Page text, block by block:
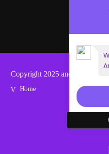
Copyright 2025 anoixifm.gr
Home